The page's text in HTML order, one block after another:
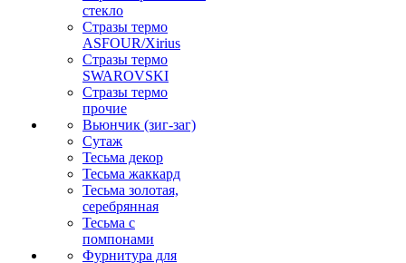
стекло
Стразы термо
ASFOUR/Xirius
Стразы термо
SWAROVSKI
Стразы термо
прочие
Вьюнчик (зиг-заг)
Сутаж
Тесьма декор
Тесьма жаккард
Тесьма золотая,
серебрянная
Тесьма с
помпонами
Фурнитура для